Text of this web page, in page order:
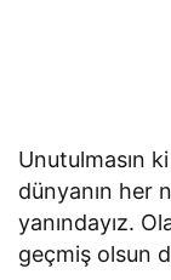
Unutulmasın
dünyanın her
yanındayız.
geçmiş olsun